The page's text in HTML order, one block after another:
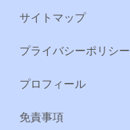
サイトマップ
プライバシーポリシー
プロフィール
免責事項